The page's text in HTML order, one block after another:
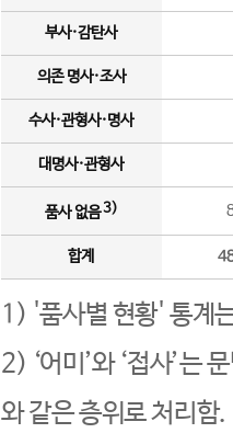
부사·감탄사
의존 명사·조사
수사·관형사·명사
대명사·관형사
품사 없음3)
합계
1) '품사별 현황' 통계
2) ‘어미’와 ‘접사’는
와 같은 층위로 처리함.